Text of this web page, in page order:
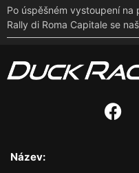
Po úspěšném vystoupení na
Rally di Roma Capitale se
Název: